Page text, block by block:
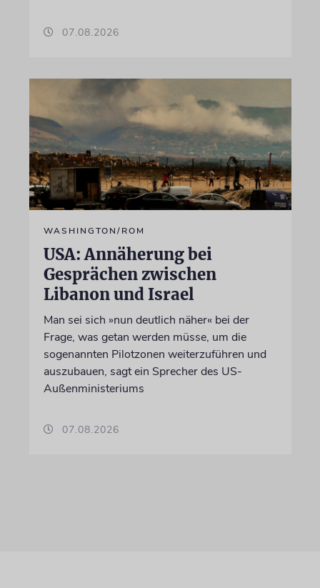
07.08.2026
WASHINGTON/ROM
USA: Annäherung bei
Gesprächen zwischen
Libanon und Israel
Man sei sich »nun deutlich näher« bei der
Frage, was getan werden müsse, um die
sogenannten Pilotzonen weiterzuführen und
auszubauen, sagt ein Sprecher des US-
Außenministeriums
07.08.2026